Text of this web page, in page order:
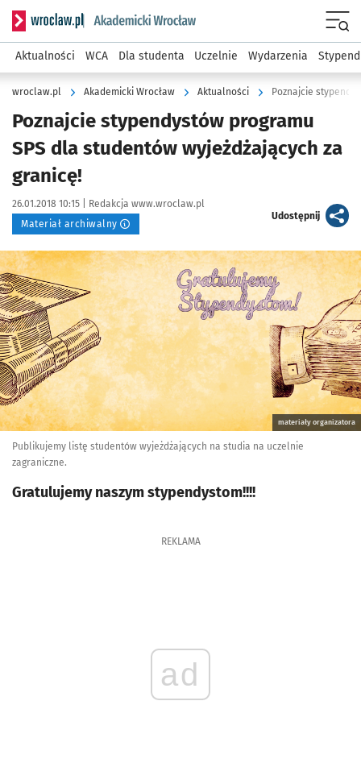
Serwis informacyjny wroclaw.pl podserwis: Akademicki
Aktualności WCA Dla studenta Uczelnie Wydarzenia
wroclaw.pl Akademicki Wrocław Aktualności Poznajcie
Poznajcie stypendystów programu
SPS dla studentów wyjeżdżających za
granicę!
Data publikacji:
26.01.2018 10:15 | Autor:
Redakcja www.wroclaw.pl
Materiał archiwalny
Udostępnijartykuł
Kliknij, aby powiększyć
materiały organizatora
Publikujemy listę studentów wyjeżdżających na studia na uczelnie
zagraniczne.
Gratulujemy naszym stypendystom!!!!
REKLAMA
ad